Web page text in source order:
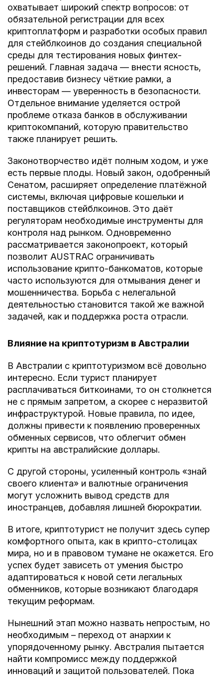
охватывает широкий спектр вопросов: от
обязательной регистрации для всех
криптоплатформ и разработки особых правил
для стейблкоинов до создания специальной
среды для тестирования новых финтех-
решений. Главная задача — внести ясность,
предоставив бизнесу чёткие рамки, а
инвесторам — уверенность в безопасности.
Отдельное внимание уделяется острой
проблеме отказа банков в обслуживании
криптокомпаний, которую правительство
также планирует решить.
Законотворчество идёт полным ходом, и уже
есть первые плоды. Новый закон, одобренный
Сенатом, расширяет определение платёжной
системы, включая цифровые кошельки и
поставщиков стейблкоинов. Это даёт
регуляторам необходимые инструменты для
контроля над рынком. Одновременно
рассматривается законопроект, который
позволит AUSTRAC ограничивать
использование крипто-банкоматов, которые
часто используются для отмывания денег и
мошенничества. Борьба с нелегальной
деятельностью становится такой же важной
задачей, как и поддержка роста отрасли.
Влияние на криптотуризм в Австралии
В Австралии с криптотуризмом всё довольно
интересно. Если турист планирует
расплачиваться биткоинами, то он столкнется
не с прямым запретом, а скорее с неразвитой
инфраструктурой. Новые правила, по идее,
должны привести к появлению проверенных
обменных сервисов, что облегчит обмен
крипты на австралийские доллары.
С другой стороны, усиленный контроль «знай
своего клиента» и валютные ограничения
могут усложнить вывод средств для
иностранцев, добавляя лишней бюрократии.
В итоге, криптотурист не получит здесь супер
комфортного опыта, как в крипто-столицах
мира, но и в правовом тумане не окажется. Его
успех будет зависеть от умения быстро
адаптироваться к новой сети легальных
обменников, которые возникают благодаря
текущим реформам.
Нынешний этап можно назвать непростым, но
необходимым – переход от анархии к
упорядоченному рынку. Австралия пытается
найти компромисс между поддержкой
инноваций и защитой пользователей. Пока